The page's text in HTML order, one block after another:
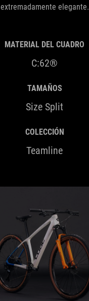
extremadamente elegante.
MATERIAL DEL CUADRO
C:62®
TAMAÑOS
Size Split
COLECCIÓN
Teamline